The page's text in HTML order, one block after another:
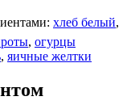
хлеб белый,
, огурцы
, яичные желтки